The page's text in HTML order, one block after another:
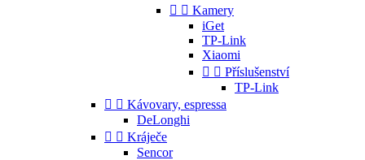
  Kamery
iGet
TP-Link
Xiaomi
  Příslušenství
TP-Link
  Kávovary, espressa
DeLonghi
  Kráječe
Sencor